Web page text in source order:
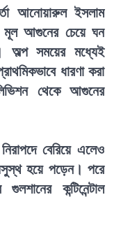
আনোয়ারুল ইসলাম
মূল আগুনের চেয়ে ঘন
অল্প সময়ের মধ্যেই
ধারণা করা
থেকে আগুনের
বেরিয়ে এলেও
হয়ে পড়েন। পরে
কন্টিনেন্টাল